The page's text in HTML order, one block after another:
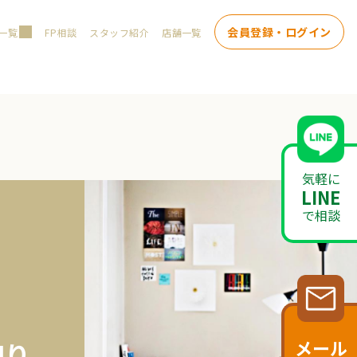
覧 FP相談 スタッフ紹介 店舗一覧 会員登録・ログイン
気軽に
LINE
で相談
メール